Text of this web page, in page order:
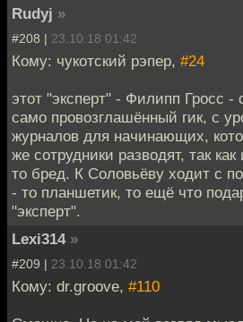
Rudyj »
#208 | 23.10.18 01:42
Кому: чукотский рэпер, #24
этот "эксперт" - Филипп Гросс -
само провозглашённый гик, с
журналов для начинающих,
же сотрудники разводят, так как
то бред. К Соловьёву ходит с
- то планшетик, то ещё что
"эксперт".
Lexi314 »
#209 | 23.10.18 01:42
Кому: dr.groove, #110